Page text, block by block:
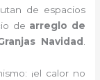
de espacios
de arreglo de
Navidad
¡el calor no